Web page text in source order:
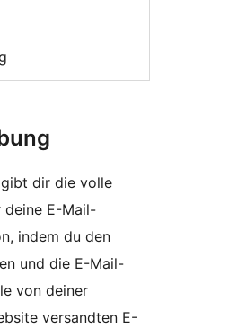
dir die volle
deine E-Mail-
indem du den
und die E-Mail-
von deiner
versandten E-